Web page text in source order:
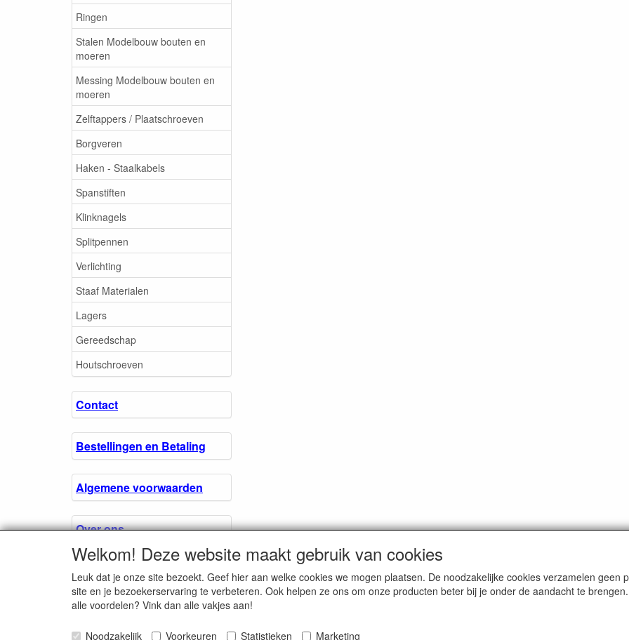
Ringen
Stalen Modelbouw bouten en
moeren
Messing Modelbouw bouten en
moeren
Zelftappers / Plaatschroeven
Borgveren
Haken - Staalkabels
Spanstiften
Klinknagels
Splitpennen
Verlichting
Staaf Materialen
Lagers
Gereedschap
Houtschroeven
Contact
Bestellingen en Betaling
Algemene voorwaarden
Over ons.
Privacyverklaring
Welkom! Deze website maakt gebruik van cookies
Leuk dat je onze site bezoekt. Geef hier aan welke cookies we mogen plaatsen. De noodzakelijke cookies verzamelen
site en je bezoekerservaring te verbeteren. Ook helpen ze ons om onze producten beter bij je onder de aandacht te
alle voordelen? Vink dan alle vakjes aan!
Noodzakelijk Voorkeuren Statistieken Marketing